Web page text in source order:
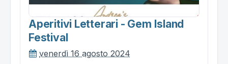
Aperitivi Letterari - Gem Island
Festival
venerdì 16 agosto 2024